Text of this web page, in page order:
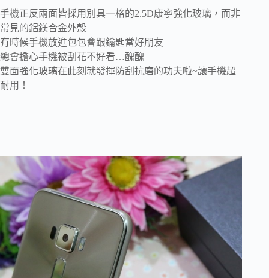
手機正反兩面皆採用別具一格的2.5D康寧強化玻璃，而非
常見的鋁鎂合金外殼
有時候手機放進包包會跟鑰匙當好朋友
總會擔心手機被刮花不好看…醜醜
雙面強化玻璃在此刻就發揮防刮抗磨的功夫啦~讓手機超
耐用！